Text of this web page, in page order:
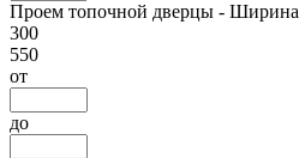
Проем топочной дверцы - Ширина
300
550
от
до